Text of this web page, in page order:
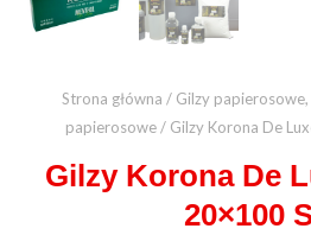
Strona główna / Gilzy
papierosowe/ Gilzy Korona De
Gilzy Korona De
20×100